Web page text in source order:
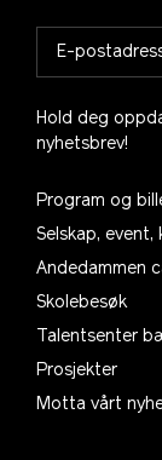
Hold deg
nyhetsbrev!
Program og
Selskap, event,
Andedammen
Skolebesøk
Talentsenter
Prosjekter
Motta vårt